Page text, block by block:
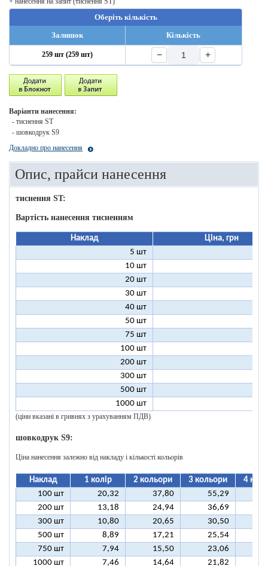
Оберіть кількість
Залишок
Кількість
259 шт (259 шт) − +
Варіанти нанесення:
- тиснення ST
- шовкодрук S9
Докладно про нанесення
Опис, прайси нанесення
тиснення ST:
Вартість нанесення тисненням
Наклад
Ціна, грн
5 шт
10 шт
20 шт
30 шт
40 шт
50 шт
75 шт
100 шт
200 шт
300 шт
500 шт
1000 шт
(ціни вказані в гривнях з урахуванням ПДВ)
шовкодрук S9:
Ціна нанесення залежно від накладу і кількості кольорів
Наклад 1 колір 2 кольори 3 кольори
4
100 шт
20,32 37,80 55,29
200 шт
13,18 24,94 36,69
300 шт
10,80 20,65 30,50
500 шт
8,89 17,21 25,54
750 шт
7,94 15,50 23,06
1000 шт
7,46 14,64 21,82